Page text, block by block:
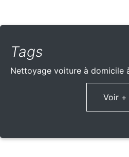
Tags
Nettoyage voiture à domicile
Voir +